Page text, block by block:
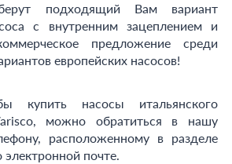
подходящий Вам вариант
с внутренним зацеплением и
предложение среди
европейских насосов!
купить насосы итальянского
можно обратиться в нашу
расположенному в разделе
почте.